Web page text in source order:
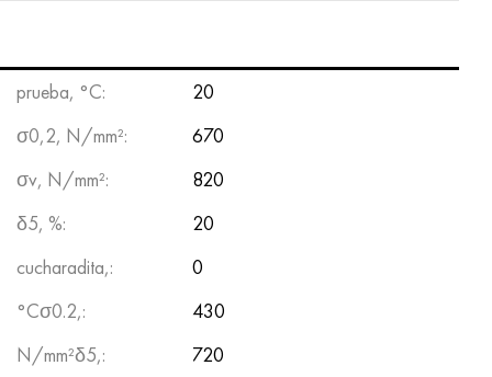
prueba, °С:
20
σ0,2, N/mm²:
670
σv, N/mm²:
820
δ5, %:
20
cucharadita,:
0
°Сσ0.2,:
430
N/mm²δ5,:
720
Hastelloy C2000
Hastelloy 3
Hastelloy x
udimet 500
45X, 45h, 1.7035
45HN2MFA, k2425, 45hnmf
A40G, 44smn28, 1.0762, 46s20